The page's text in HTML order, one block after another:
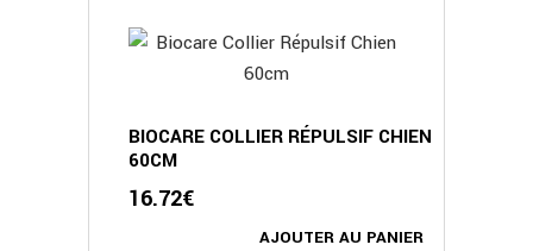
AJOUTER AU PANIER
BIOCARE COLLIER RÉPULSIF CHIEN
60CM
16.72€